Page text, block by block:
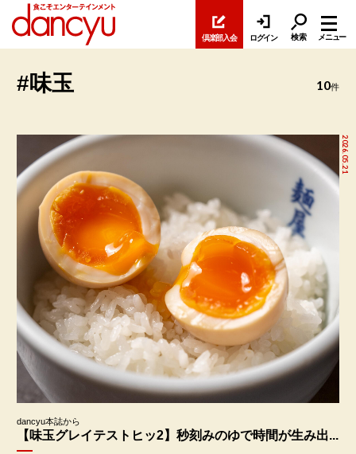
倶楽部入会 ログイン 検索 メニュー
#味玉 10件
2026.05.21
dancyu本誌から
【味玉グレイテストヒッ2】秒刻みのゆで時間が生み出...